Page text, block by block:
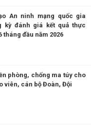
An ninh mạng quốc gia
kỳ đánh giá kết quả thực
tháng đầu năm 2026
phòng, chống ma túy cho
viên, cán bộ Đoàn, Đội